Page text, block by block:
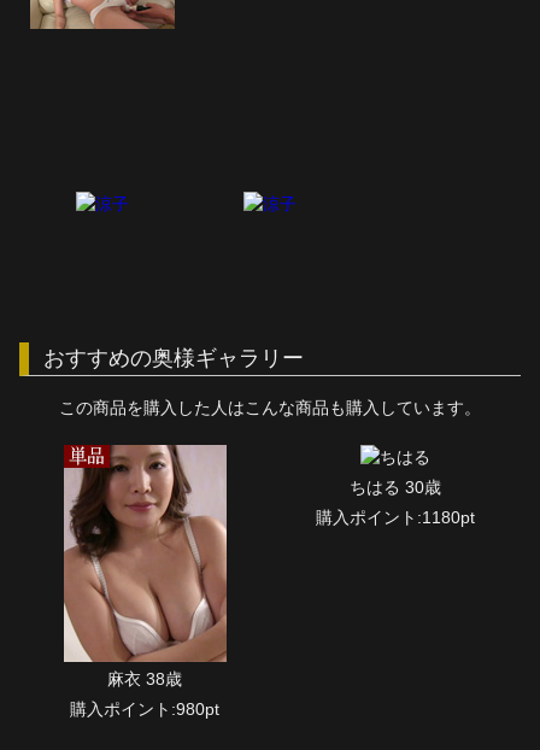
おすすめの奥様ギャラリー
この商品を購入した人はこんな商品も購入しています。
麻衣 38歳
購入ポイント:980pt
ちはる 30歳
購入ポイント:1180pt